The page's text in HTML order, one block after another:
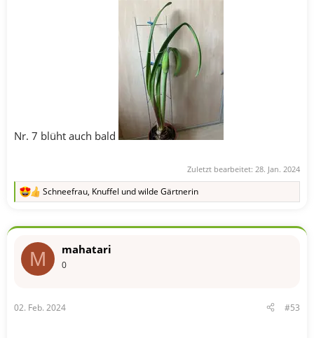
Nr. 7 blüht auch bald
Zuletzt bearbeitet: 28. Jan. 2024
R
k
o
:
Schneefrau, Knuffel undwilde Gärtnerin
M mahatari
0
02. Feb. 2024 #53